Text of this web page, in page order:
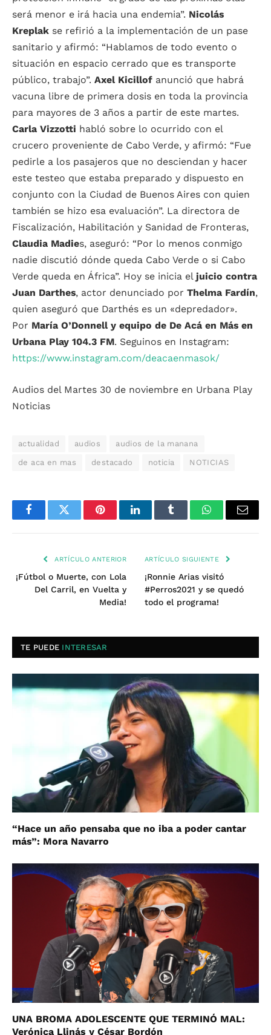
será menor e irá hacia una endemia”. Nicolás
Kreplak se refirió a la implementación de un pase
sanitario y afirmó: “Hablamos de todo evento o
situación en espacio cerrado que es transporte
público, trabajo”. Axel Kicillof anunció que habrá
vacuna libre de primera dosis en toda la provincia
para mayores de 3 años a partir de este martes.
Carla Vizzotti habló sobre lo ocurrido con el
crucero proveniente de Cabo Verde, y afirmó: “Fue
pedirle a los pasajeros que no desciendan y hacer
este testeo que estaba preparado y dispuesto en
conjunto con la Ciudad de Buenos Aires con quien
también se hizo esa evaluación”. La directora de
Fiscalización, Habilitación y Sanidad de Fronteras,
Claudia Madies, aseguró: “Por lo menos conmigo
nadie discutió dónde queda Cabo Verde o si Cabo
Verde queda en África”. Hoy se inicia el juicio contra
Juan Darthes, actor denunciado por Thelma Fardín,
quien aseguró que Darthés es un «depredador».
Por María O’Donnell y equipo de De Acá en Más en
Urbana Play 104.3 FM. Seguinos en Instagram:
https://www.instagram.com/deacaenmasok/
Audios del Martes 30 de noviembre en Urbana Play
Noticias
actualidad audios audios de la manana
de aca en mas destacado noticia NOTICIAS
FacebookTwitter PinterestLinkedInTumblr WhatsAppEmail
ARTÍCULO ANTERIOR
¡Fútbol o Muerte, con Lola
Del Carril, en Vuelta y
Media!
ARTÍCULO SIGUIENTE
¡Ronnie Arias visitó
#Perros2021 y se quedó
todo el programa!
TE PUEDE INTERESAR
“Hace un año pensaba que no iba a poder cantar
más”: Mora Navarro
UNA BROMA ADOLESCENTE QUE TERMINÓ MAL:
Verónica Llinás y César Bordón